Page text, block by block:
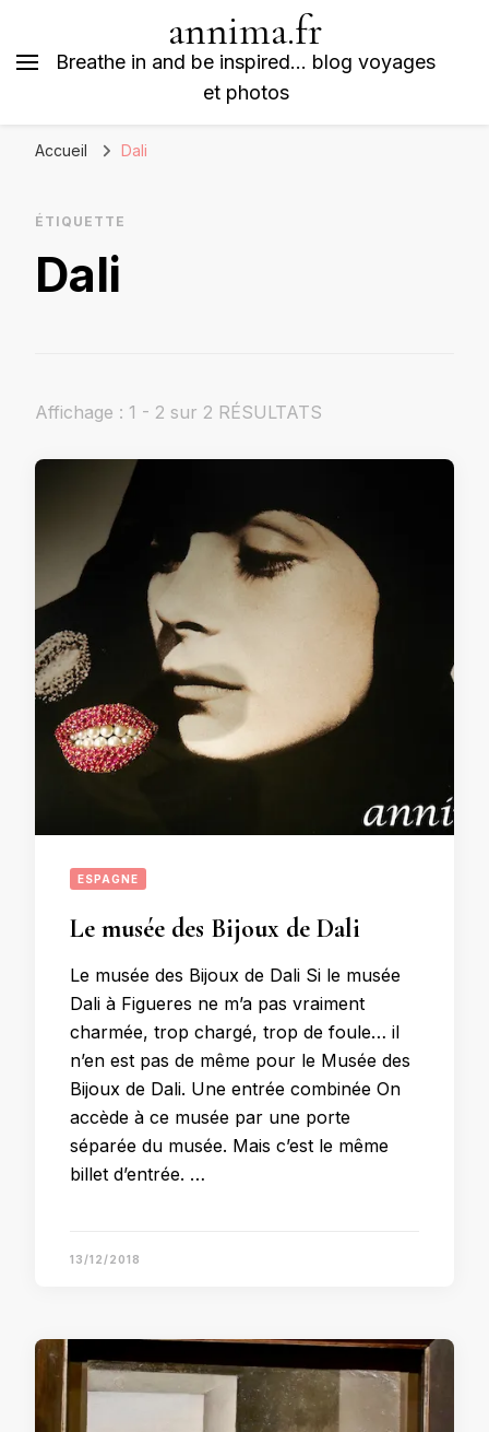
annima.fr
Breathe in and be inspired… blog voyages
et photos
Accueil Dali
ÉTIQUETTE
Dali
Affichage : 1 - 2 sur 2 RÉSULTATS
ESPAGNE
Le musée des Bijoux de Dali
Le musée des Bijoux de Dali Si le musée
Dali à Figueres ne m’a pas vraiment
charmée, trop chargé, trop de foule… il
n’en est pas de même pour le Musée des
Bijoux de Dali. Une entrée combinée On
accède à ce musée par une porte
séparée du musée. Mais c’est le même
billet d’entrée. …
13/12/2018